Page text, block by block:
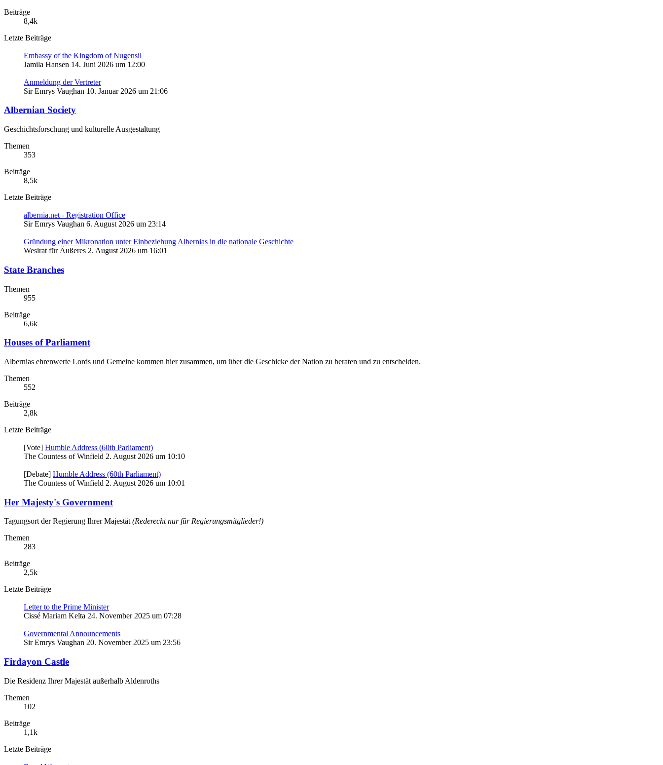
Beiträge
8,4k
Letzte Beiträge
Embassy of the Kingdom of Nugensil
Jamila Hansen 14. Juni 2026 um 12:00
Anmeldung der Vertreter
Sir Emrys Vaughan 10. Januar 2026 um 21:06
Albernian Society
Geschichtsforschung und kulturelle Ausgestaltung
Themen
353
Beiträge
8,5k
Letzte Beiträge
albernia.net - Registration Office
Sir Emrys Vaughan 6. August 2026 um 23:14
Gründung einer Mikronation unter Einbeziehung Albernias in die nationale Geschichte
Wesirat für Äußeres 2. August 2026 um 16:01
State Branches
Themen
955
Beiträge
6,6k
Houses of Parliament
Albernias ehrenwerte Lords und Gemeine kommen hier zusammen, um über die Geschicke der Nation zu beraten und zu entscheiden.
Themen
552
Beiträge
2,8k
Letzte Beiträge
[Vote] Humble Address (60th Parliament)
The Countess of Winfield 2. August 2026 um 10:10
[Debate] Humble Address (60th Parliament)
The Countess of Winfield 2. August 2026 um 10:01
Her Majesty's Government
Tagungsort der Regierung Ihrer Majestät(Rederecht nur für Regierungsmitglieder!)
Themen
283
Beiträge
2,5k
Letzte Beiträge
Letter to the Prime Minister
Cissé Mariam Keïta 24. November 2025 um 07:28
Governmental Announcements
Sir Emrys Vaughan 20. November 2025 um 23:56
Firdayon Castle
Die Residenz Ihrer Majestät außerhalb Aldenroths
Themen
102
Beiträge
1,1k
Letzte Beiträge